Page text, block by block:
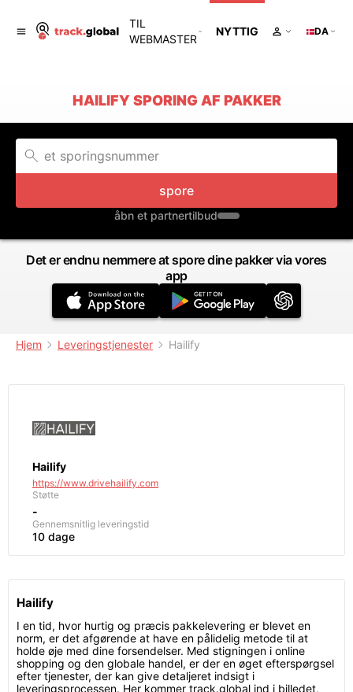
TIL
WEBMASTER
NYTTIG DA
HAILIFY SPORING AF PAKKER
spore
åbn et partnertilbud
Det er endnu nemmere at spore dine pakker via vores
app
Hjem Leveringstjenester Hailify
Hailify
https://www.drivehailify.com
Støtte
-
Gennemsnitlig leveringstid
10 dage
Hailify
I en tid, hvor hurtig og præcis pakkelevering er blevet en
norm, er det afgørende at have en pålidelig metode til at
holde øje med dine forsendelser. Med stigningen i online
shopping og den globale handel, er der en øget efterspørgsel
efter tjenester, der kan give detaljeret indsigt i
leveringsprocessen. Her kommer track.global ind i billedet,